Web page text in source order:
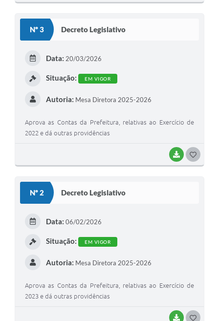
Nº 3 Decreto Legislativo
BAIXAR
Data: 20/03/2026
Situação: EM VIGOR
Autoria: Mesa Diretora 2025-2026
Aprova as Contas da Prefeitura, relativas ao Exercício de
2022 e dá outras providências
Nº 2 Decreto Legislativo
BAIXAR
Data: 06/02/2026
Situação: EM VIGOR
Autoria: Mesa Diretora 2025-2026
Aprova as Contas da Prefeitura, relativas ao Exercício de
2023 e dá outras providências